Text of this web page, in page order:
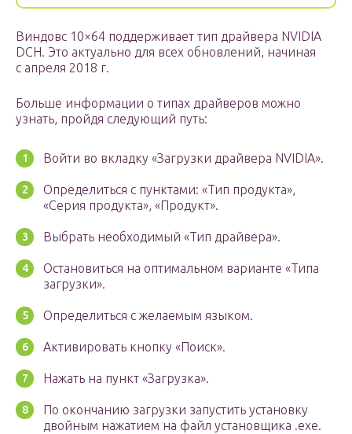
Виндовс 10×64 поддерживает тип драйвера NVIDIA
DCH. Это актуально для всех обновлений, начиная
с апреля 2018 г.
Больше информации о типах драйверов можно
узнать, пройдя следующий путь:
Войти во вкладку «Загрузки драйвера NVIDIA».
Определиться с пунктами: «Тип продукта»,
«Серия продукта», «Продукт».
Выбрать необходимый «Тип драйвера».
Остановиться на оптимальном варианте «Типа
загрузки».
Определиться с желаемым языком.
Активировать кнопку «Поиск».
Нажать на пункт «Загрузка».
По окончанию загрузки запустить установку
двойным нажатием на файл установщика .exe.